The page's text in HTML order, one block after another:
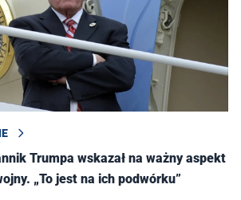
Trumpa wskazał na ważny aspekt
„To jest na ich podwórku”